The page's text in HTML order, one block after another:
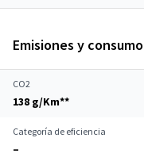
Emisiones y consumo
CO2
138 g/Km**
Categoría de eficiencia
–